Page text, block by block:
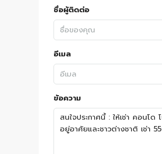
ชื่อผู้ติดต่อ
อีเมล
ข้อความ